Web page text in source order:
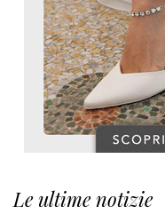
Le ultime notizie